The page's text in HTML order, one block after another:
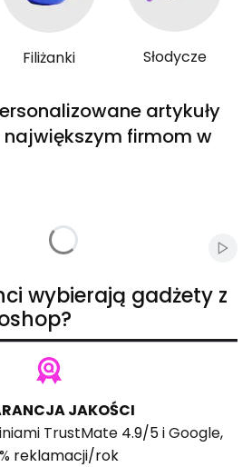
Filiżanki Słodycze
artykuły
firmom w
wybierają gadżety z
JAKOŚCI
TrustMate4.9/5 iGoogle,
reklamacji/rok